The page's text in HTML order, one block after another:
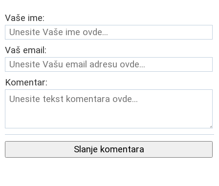
Vaše ime:
Vaš email:
Komentar:
Slanje komentara